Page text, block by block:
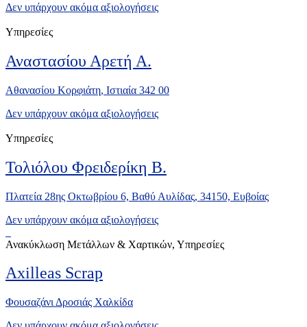
Δεν υπάρχουν ακόμα αξιολογήσεις
Υπηρεσίες
Αναστασίου Αρετή Α.
Αθανασίου Κορφιάτη, Ιστιαία 342 00
Δεν υπάρχουν ακόμα αξιολογήσεις
Υπηρεσίες
Τολιόλου Φρειδερίκη Β.
Πλατεία 28ης Οκτωβρίου 6, Βαθύ Αυλίδας, 34150, Ευβοίας
Δεν υπάρχουν ακόμα αξιολογήσεις
Ανακύκλωση Μετάλλων & Χαρτικών, Υπηρεσίες
Axilleas Scrap
Φουσαζάνι Δροσιάς Χαλκίδα